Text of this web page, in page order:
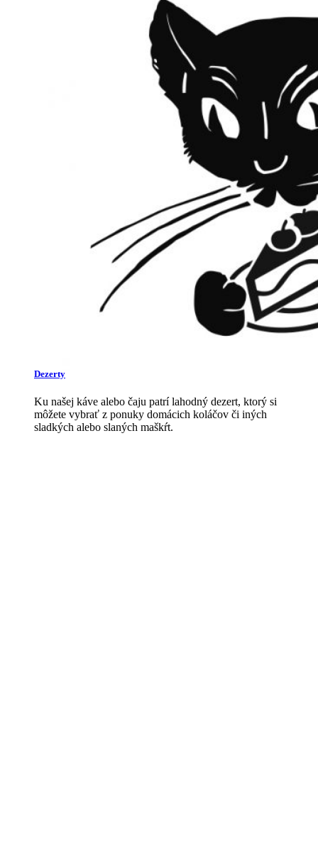
Dezerty
Ku našej káve alebo čaju patrí lahodný dezert, ktorý si
môžete vybrať z ponuky domácich koláčov či iných
sladkých alebo slaných maškŕt.